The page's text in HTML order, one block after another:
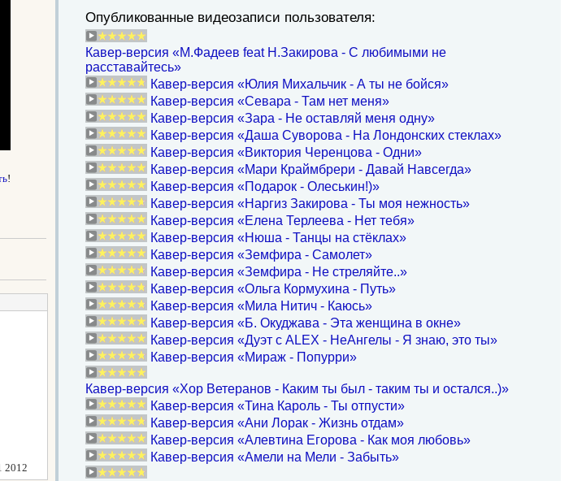
!
2012
Опубликованные видеозаписи пользователя:
Кавер-версия «М.Фадеев feat Н.Закирова - С любимыми не
расставайтесь»
Кавер-версия «Юлия Михальчик - А ты не бойся»
Кавер-версия «Севара - Там нет меня»
Кавер-версия «Зара - Не оставляй меня одну»
Кавер-версия «Даша Суворова - На Лондонских стеклах»
Кавер-версия «Виктория Черенцова - Одни»
Кавер-версия «Мари Краймбрери - Давай Навсегда»
Кавер-версия «Подарок - Олеськин!)»
Кавер-версия «Наргиз Закирова - Ты моя нежность»
Кавер-версия «Елена Терлеева - Нет тебя»
Кавер-версия «Нюша - Танцы на стёклах»
Кавер-версия «Земфира - Самолет»
Кавер-версия «Земфира - Не стреляйте..»
Кавер-версия «Ольга Кормухина - Путь»
Кавер-версия «Мила Нитич - Каюсь»
Кавер-версия «Б. Окуджава - Эта женщина в окне»
Кавер-версия «Дуэт с ALEX - НеАнгелы - Я знаю, это ты»
Кавер-версия «Мираж - Попурри»
Кавер-версия «Хор Ветеранов - Каким ты был - таким ты и остался..)»
Кавер-версия «Тина Кароль - Ты отпусти»
Кавер-версия «Ани Лорак - Жизнь отдам»
Кавер-версия «Алевтина Егорова - Как моя любовь»
Кавер-версия «Амели на Мели - Забыть»